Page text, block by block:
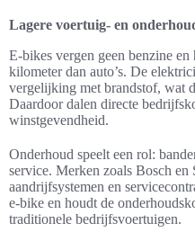
Lagere voertuig- en
E-bikes vergen geen benzine
kilometer dan auto’s. De
vergelijking met brandstof, wat
Daardoor dalen directe
winstgevendheid.
Onderhoud speelt een rol:
service. Merken zoals Bosch
aandrijfsystemen en
e-bike en houdt de
traditionele bedrijfsvoertuigen.